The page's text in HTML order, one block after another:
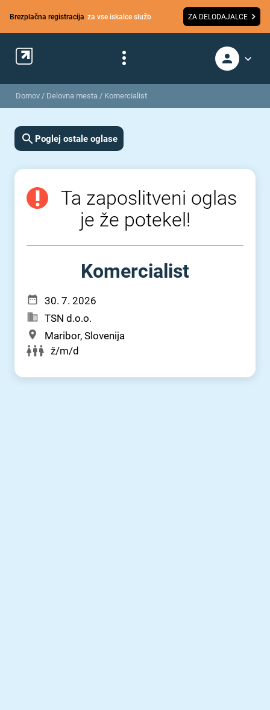
Brezplačna registracija za vse iskalce služb ZA DELODAJALCE
Domov / Delovna mesta / Komercialist
Poglej ostale oglase
Ta zaposlitveni oglas
je že potekel!
Komercialist
30. 7. 2026
TSN d.o.o.
Maribor, Slovenija
ž/m/d